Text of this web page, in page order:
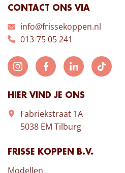
CONTACT ONS VIA
info@frissekoppen.nl
013-75 05 241
HIER VIND JE ONS
Fabriekstraat 1A
5038 EM Tilburg
FRISSE KOPPEN B.V.
Modellen